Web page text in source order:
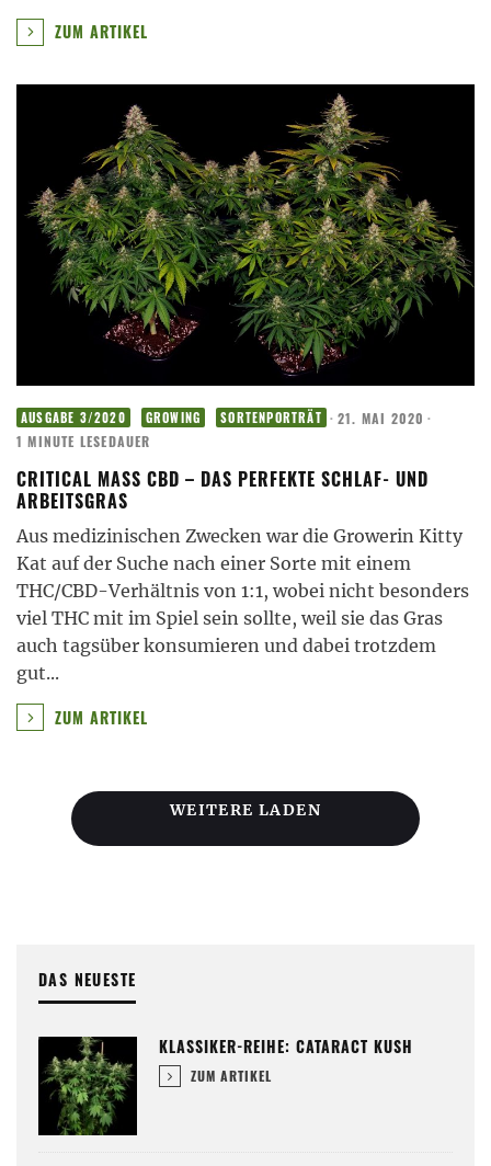
ZUM ARTIKEL
AUSGABE 3/2020 GROWING SORTENPORTRÄT · 21. MAI 2020 ·
1 MINUTE LESEDAUER
CRITICAL MASS CBD – DAS PERFEKTE SCHLAF- UND
ARBEITSGRAS
Aus medizinischen Zwecken war die Growerin Kitty
Kat auf der Suche nach einer Sorte mit einem
THC/CBD-Verhältnis von 1:1, wobei nicht besonders
viel THC mit im Spiel sein sollte, weil sie das Gras
auch tagsüber konsumieren und dabei trotzdem
gut...
ZUM ARTIKEL
WEITERE LADEN
DAS NEUESTE
KLASSIKER-REIHE: CATARACT KUSH
ZUM ARTIKEL